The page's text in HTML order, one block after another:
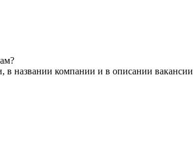
в названии компании и в описании вакансии